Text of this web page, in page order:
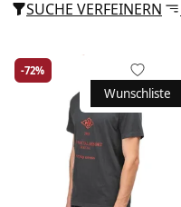
SUCHE VERFEINERN
Wunschliste
-72%